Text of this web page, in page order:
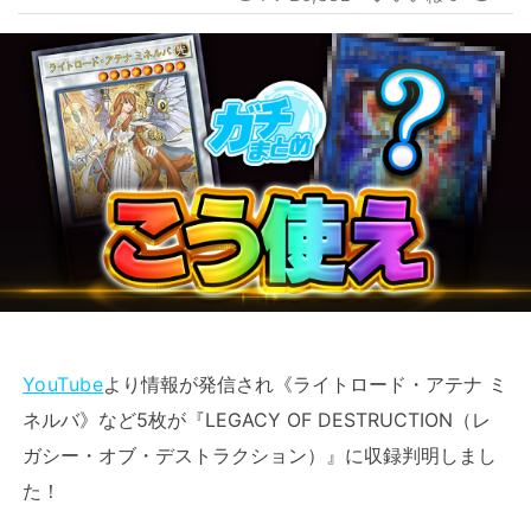
YouTubeより情報が発信され《ライトロード・アテナ ミ
ネルバ》など5枚が『LEGACY OF DESTRUCTION（レ
ガシー・オブ・デストラクション）』に収録判明しまし
た！